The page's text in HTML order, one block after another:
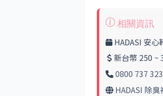
HADASI 安心
新台幣 250 ~
0800 737 323
HADASI 除